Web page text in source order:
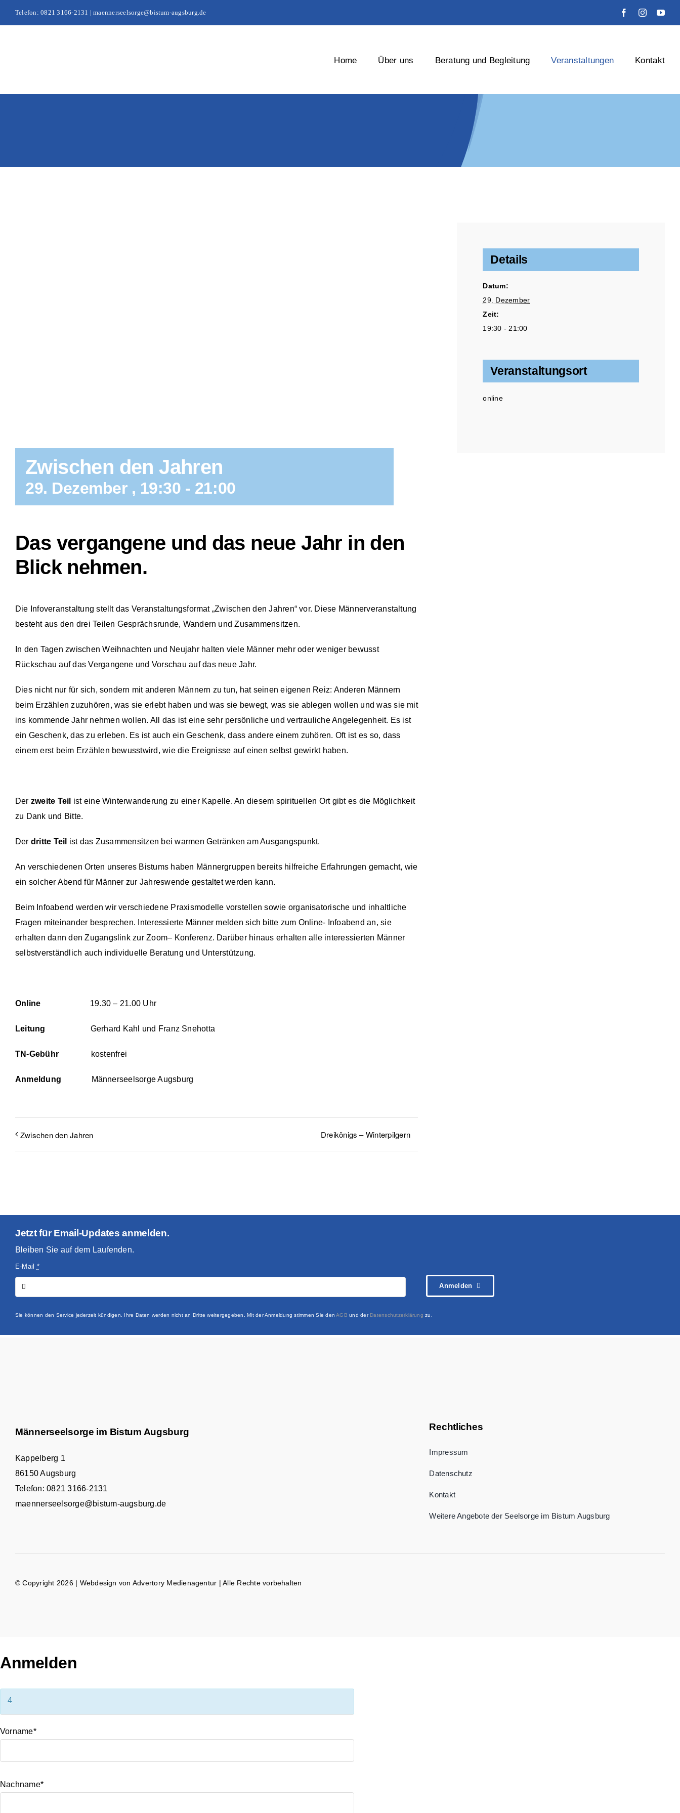
Telefon: 0821 3166-2131 | maennerseelsorge@bistum-augsburg.de
Home Über uns Beratung und Begleitung Veranstaltungen Kontakt
Zwischen den Jahren
29. Dezember , 19:30 - 21:00
Das vergangene und das neue Jahr in den
Blick nehmen.
Die Infoveranstaltung stellt das Veranstaltungsformat „Zwischen den Jahren“ vor. Diese Männerveranstaltung
besteht aus den drei Teilen Gesprächsrunde, Wandern und Zusammensitzen.
In den Tagen zwischen Weihnachten und Neujahr halten viele Männer mehr oder weniger bewusst
Rückschau auf das Vergangene und Vorschau auf das neue Jahr.
Dies nicht nur für sich, sondern mit anderen Männern zu tun, hat seinen eigenen Reiz: Anderen Männern
beim Erzählen zuzuhören, was sie erlebt haben und was sie bewegt, was sie ablegen wollen und was sie mit
ins kommende Jahr nehmen wollen. All das ist eine sehr persönliche und vertrauliche Angelegenheit. Es ist
ein Geschenk, das zu erleben. Es ist auch ein Geschenk, dass andere einem zuhören. Oft ist es so, dass
einem erst beim Erzählen bewusstwird, wie die Ereignisse auf einen selbst gewirkt haben.
Der zweite Teil ist eine Winterwanderung zu einer Kapelle. An diesem spirituellen Ort gibt es die Möglichkeit
zu Dank und Bitte.
Der dritte Teil ist das Zusammensitzen bei warmen Getränken am Ausgangspunkt.
An verschiedenen Orten unseres Bistums haben Männergruppen bereits hilfreiche Erfahrungen gemacht, wie
ein solcher Abend für Männer zur Jahreswende gestaltet werden kann.
Beim Infoabend werden wir verschiedene Praxismodelle vorstellen sowie organisatorische und inhaltliche
Fragen miteinander besprechen. Interessierte Männer melden sich bitte zum Online- Infoabend an, sie
erhalten dann den Zugangslink zur Zoom– Konferenz. Darüber hinaus erhalten alle interessierten Männer
selbstverständlich auch individuelle Beratung und Unterstützung.
Online 19.30 – 21.00 Uhr
Leitung Gerhard Kahl und Franz Snehotta
TN-Gebühr kostenfrei
Anmeldung Männerseelsorge Augsburg
Zwischen den Jahren Dreikönigs – Winterpilgern
Details
Datum:
29. Dezember
Zeit:
19:30 - 21:00
Veranstaltungsort
online
Jetzt für Email-Updates anmelden.
Bleiben Sie auf dem Laufenden.
E-Mail *
Anmelden
Sie können den Service jederzeit kündigen. Ihre Daten werden nicht an Dritte weitergegeben. Mit der Anmeldung stimmen Sie denAGB und der Datenschutzerklärung zu.
Männerseelsorge im Bistum Augsburg
Kappelberg 1
86150 Augsburg
Telefon:0821 3166-2131
maennerseelsorge@bistum-augsburg.de
Rechtliches
Impressum
Datenschutz
Kontakt
Weitere Angebote der Seelsorge im Bistum Augsburg
© Copyright 2026 | Webdesign von Advertory Medienagentur | Alle Rechte vorbehalten
Anmelden
4
Vorname*
Nachname*